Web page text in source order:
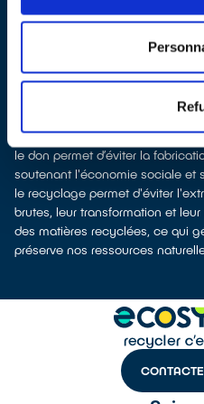
de notre éco-organisme
équipements collectés afin que
Recycler c’est protéger la
La production d’équipements
pollution et consommatrice de
le don permet d’éviter la
soutenant l'économie sociale et
le recyclage permet d'éviter
brutes, leur transformation et
des matières recyclées, ce qui
préserve nos ressources